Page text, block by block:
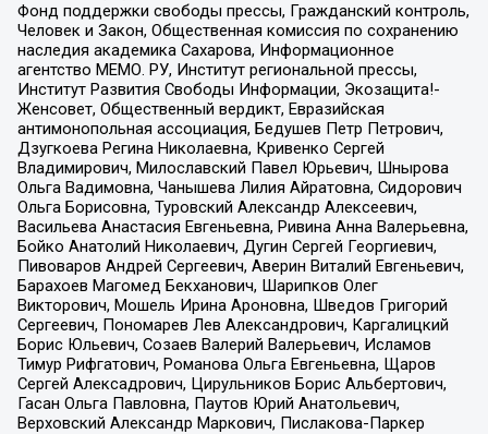
Фонд поддержки свободы прессы, Гражданский контроль,
Человек и Закон, Общественная комиссия по сохранению
наследия академика Сахарова, Информационное
агентство МЕМО. РУ, Институт региональной прессы,
Институт Развития Свободы Информации, Экозащита!-
Женсовет, Общественный вердикт, Евразийская
антимонопольная ассоциация, Бедушев Петр Петрович,
Дзугкоева Регина Николаевна, Кривенко Сергей
Владимирович, Милославский Павел Юрьевич, Шнырова
Ольга Вадимовна, Чанышева Лилия Айратовна, Сидорович
Ольга Борисовна, Туровский Александр Алексеевич,
Васильева Анастасия Евгеньевна, Ривина Анна Валерьевна,
Бойко Анатолий Николаевич, Дугин Сергей Георгиевич,
Пивоваров Андрей Сергеевич, Аверин Виталий Евгеньевич,
Барахоев Магомед Бекханович, Шарипков Олег
Викторович, Мошель Ирина Ароновна, Шведов Григорий
Сергеевич, Пономарев Лев Александрович, Каргалицкий
Борис Юльевич, Созаев Валерий Валерьевич, Исламов
Тимур Рифгатович, Романова Ольга Евгеньевна, Щаров
Сергей Алексадрович, Цирульников Борис Альбертович,
Гасан Ольга Павловна, Паутов Юрий Анатольевич,
Верховский Александр Маркович, Пислакова-Паркер